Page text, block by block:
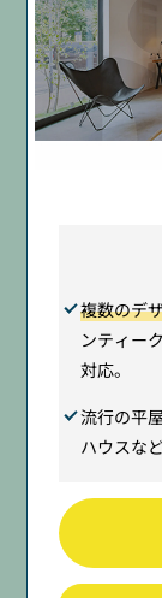
複数のデ
ンティー
対応。
流行の平
ハウスな